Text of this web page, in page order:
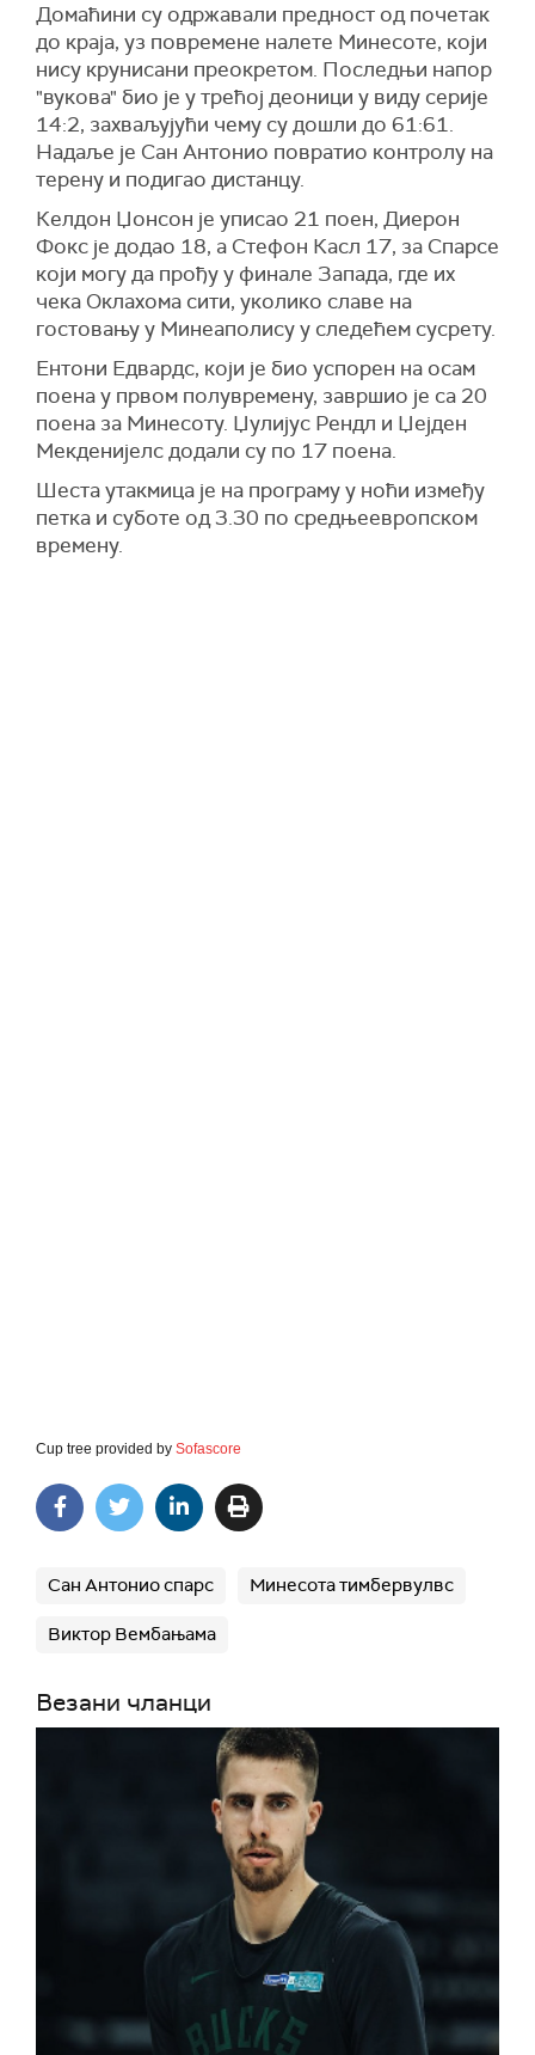
Домаћини су одржавали предност од почетак
до краја, уз повремене налете Минесоте, који
нису крунисани преокретом. Последњи напор
"вукова" био је у трећој деоници у виду серије
14:2, захваљујући чему су дошли до 61:61.
Надаље је Сан Антонио повратио контролу на
терену и подигао дистанцу.
Келдон Џонсон је уписао 21 поен, Диерон
Фокс је додао 18, а Стефон Касл 17, за Спарсе
који могу да прођу у финале Запада, где их
чека Оклахома сити, уколико славе на
гостовању у Минеаполису у следећем сусрету.
Ентони Едвардс, који је био успорен на осам
поена у првом полувремену, завршио је са 20
поена за Минесоту. Џулијус Рендл и Џејден
Мекденијелс додали су по 17 поена.
Шеста утакмица је на програму у ноћи између
петка и суботе од 3.30 по средњеевропском
времену.
Cup tree provided by Sofascore
Сан Антонио спарс Минесота тимбервулвс
Виктор Вембањама
Везани чланци